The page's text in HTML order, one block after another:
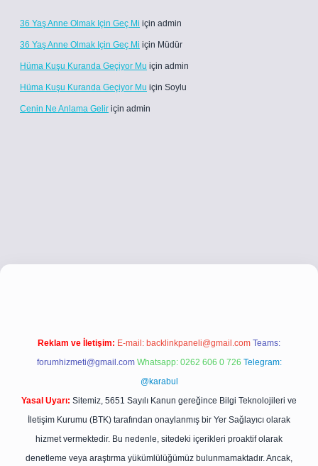
36 Yaş Anne Olmak Için Geç Mi için admin
36 Yaş Anne Olmak Için Geç Mi için Müdür
Hüma Kuşu Kuranda Geçiyor Mu için admin
Hüma Kuşu Kuranda Geçiyor Mu için Soylu
Cenin Ne Anlama Gelir için admin
betci.cobetci girişbetci girişhiltonbet yeni giriş
Reklam ve İletişim: E-mail: backlinkpaneli@gmail.com Teams:
forumhizmeti@gmail.com Whatsapp: 0262 606 0 726 Telegram:
@karabul
Yasal Uyarı: Sitemiz, 5651 Sayılı Kanun gereğince Bilgi Teknolojileri ve
İletişim Kurumu (BTK) tarafından onaylanmış bir Yer Sağlayıcı olarak
hizmet vermektedir. Bu nedenle, sitedeki içerikleri proaktif olarak
denetleme veya araştırma yükümlülüğümüz bulunmamaktadır. Ancak,